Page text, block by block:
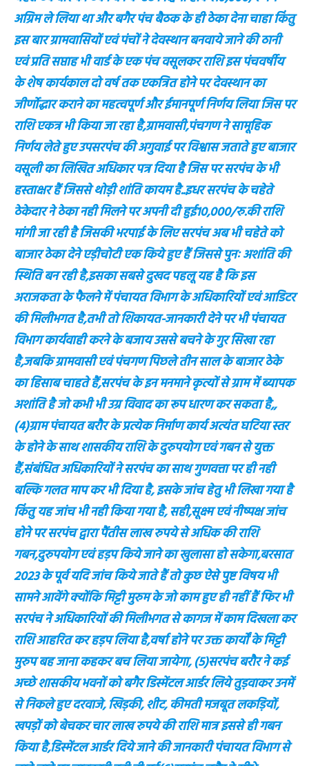
अग्रिम ले लिया था और बगैर पंच बैठक के ही ठेका देना चाहा किंतु
इस बार ग्रामवासियों एवं पंचों ने देवस्थान बनवाये जाने की ठानी
एवं प्रति सप्ताह भी वार्ड के एक पंच वसूलकर राशि इस पंचवर्षीय
के शेष कार्यकाल दो वर्ष तक एकत्रित होने पर देवस्थान का
जीर्णोद्धार कराने का महत्वपूर्ण और ईमानपूर्ण निर्णय लिया जिस पर
राशि एकत्र भी किया जा रहा है,ग्रामवासी,पंचगण ने सामूहिक
निर्णय लेते हुए उपसरपंच की अगुवाई पर विश्वास जताते हुए बाजार
वसूली का लिखित अधिकार पत्र दिया है जिस पर सरपंच के भी
हस्ताक्षर हैं जिससे थोड़ी शांति कायम है..इधर सरपंच के चहेते
ठेकेदार ने ठेका नही मिलने पर अपनी दी हुई10,000/रु.की राशि
मांगी जा रही है जिसकी भरपाई के लिए सरपंच अब भी चहेते को
बाजार ठेका देने एड़ीचोटी एक किये हुए हैं जिससे पुनः अशांति की
स्थिति बन रही है,इसका सबसे दुखद पहलू यह है कि इस
अराजकता के फैलने में पंचायत विभाग के अधिकारियों एवं आडिटर
की मिलीभगत है,तभी तो शिकायत-जानकारी देने पर भी पंचायत
विभाग कार्यवाही करने के बजाय उससे बचने के गुर सिखा रहा
है,जबकि ग्रामवासी एवं पंचगण पिछले तीन साल के बाजार ठेके
का हिसाब चाहते हैं,सरपंच के इन मनमाने कृत्यों से ग्राम में ब्यापक
अशांति है जो कभी भी उग्र विवाद का रूप धारण कर सकता है,,
(4)ग्राम पंचायत बरौर के प्रत्येक निर्माण कार्य अत्यंत घटिया स्तर
के होने के साथ शासकीय राशि के दुरुपयोग एवं गबन से युक्त
हैं,संबंधित अधिकारियों ने सरपंच का साथ गुणवत्ता पर ही नही
बल्कि गलत माप कर भी दिया है, इसके जांच हेतु भी लिखा गया है
किंतु यह जांच भी नही किया गया है, सही,सूक्ष्म एवं नीष्पक्ष जांच
होने पर सरपंच द्वारा पैंतीस लाख रुपये से अधिक की राशि
गबन,दुरुपयोग एवं हड़प किये जाने का खुलासा हो सकेगा,बरसात
2023 के पूर्व यदि जांच किये जाते हैं तो कुछ ऐसे पुष्ट विषय भी
सामने आवेंगे क्योंकि मिट्टी मुरुम के जो काम हुए ही नहीं हैं फिर भी
सरपंच ने अधिकारियों की मिलीभगत से कागज में काम दिखला कर
राशि आहरित कर हड़प लिया है,वर्षा होने पर उक्त कार्यों के मिट्टी
मुरुप बह जाना कहकर बच लिया जायेगा, (5)सरपंच बरौर ने कई
अच्छे शासकीय भवनों को बगैर डिस्मेंटल आर्डर लिये तुड़वाकर उनमें
से निकले हुए दरवाजे, खिड़की, शीट, कीमती मजबूत लकड़ियों,
खपड़ों को बेचकर चार लाख रुपये की राशि मात्र इससे ही गबन
किया है,डिस्मेंटल आर्डर दिये जाने की जानकारी पंचायत विभाग से